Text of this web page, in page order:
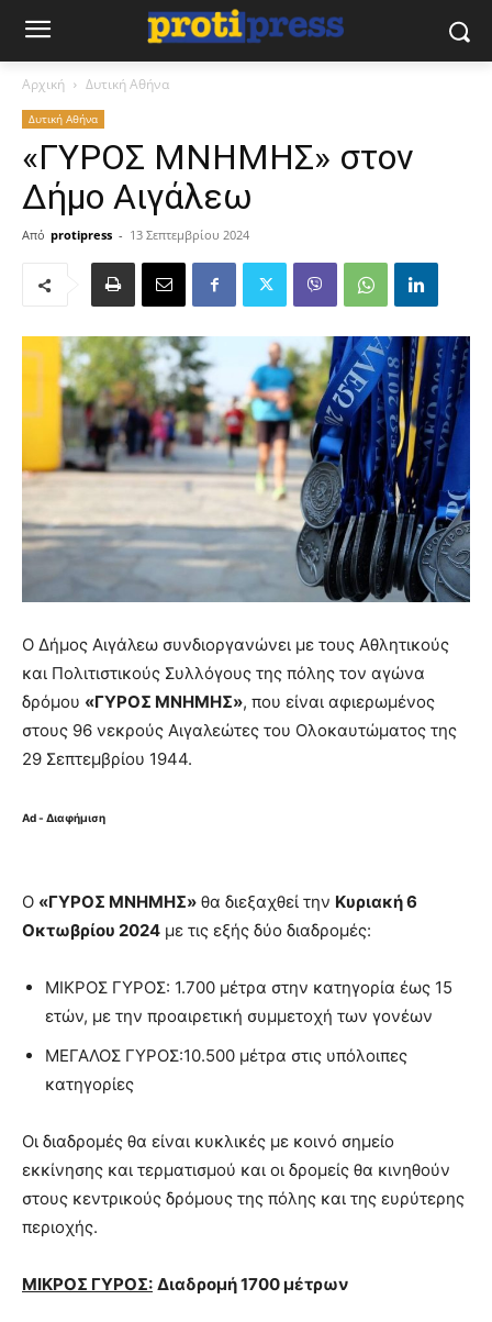
Αρχική Δυτική Αθήνα
Δυτική Αθήνα
«ΓΥΡΟΣ ΜΝΗΜΗΣ» στον
Δήμο Αιγάλεω
Από protipress - 13 Σεπτεμβρίου 2024
Ο Δήμος Αιγάλεω συνδιοργανώνει με τους Αθλητικούς
και Πολιτιστικούς Συλλόγους της πόλης τον αγώνα
δρόμου «ΓΥΡΟΣ ΜΝΗΜΗΣ», που είναι αφιερωμένος
στους 96 νεκρούς Αιγαλεώτες του Ολοκαυτώματος της
29 Σεπτεμβρίου 1944.
Ad - Διαφήμιση
Ο «ΓΥΡΟΣ ΜΝΗΜΗΣ» θα διεξαχθεί την Κυριακή 6
Οκτωβρίου 2024 με τις εξής δύο διαδρομές:
ΜΙΚΡΟΣ ΓΥΡΟΣ: 1.700 μέτρα στην κατηγορία έως 15
ετών, με την προαιρετική συμμετοχή των γονέων
ΜΕΓΑΛΟΣ ΓΥΡΟΣ:10.500 μέτρα στις υπόλοιπες
κατηγορίες
Οι διαδρομές θα είναι κυκλικές με κοινό σημείο
εκκίνησης και τερματισμού και οι δρομείς θα κινηθούν
στους κεντρικούς δρόμους της πόλης και της ευρύτερης
περιοχής.
ΜΙΚΡΟΣ ΓΥΡΟΣ: Διαδρομή 1700 μέτρων